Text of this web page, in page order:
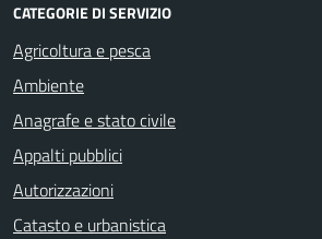
CATEGORIE DI SERVIZIO
Agricoltura e pesca
Ambiente
Anagrafe e stato civile
Appalti pubblici
Autorizzazioni
Catasto e urbanistica